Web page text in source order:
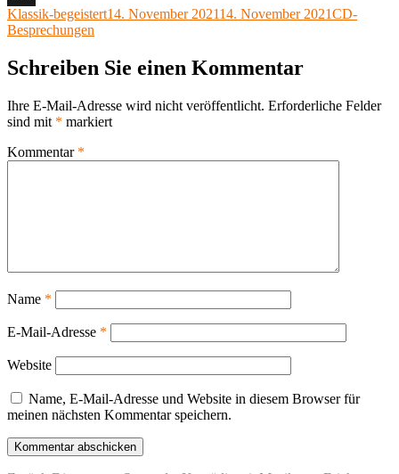
X
Autor
Klassik-begeistertVeröffentlicht
14. November 202114. November 2021Kategorien
CD-
Besprechungen
Schreiben Sie einen Kommentar
Ihre E-Mail-Adresse wird nicht veröffentlicht. Erforderliche Felder
sind mit * markiert
Kommentar *
Name *
E-Mail-Adresse *
Website
Name, E-Mail-Adresse und Website in diesem Browser für
meinen nächsten Kommentar speichern.